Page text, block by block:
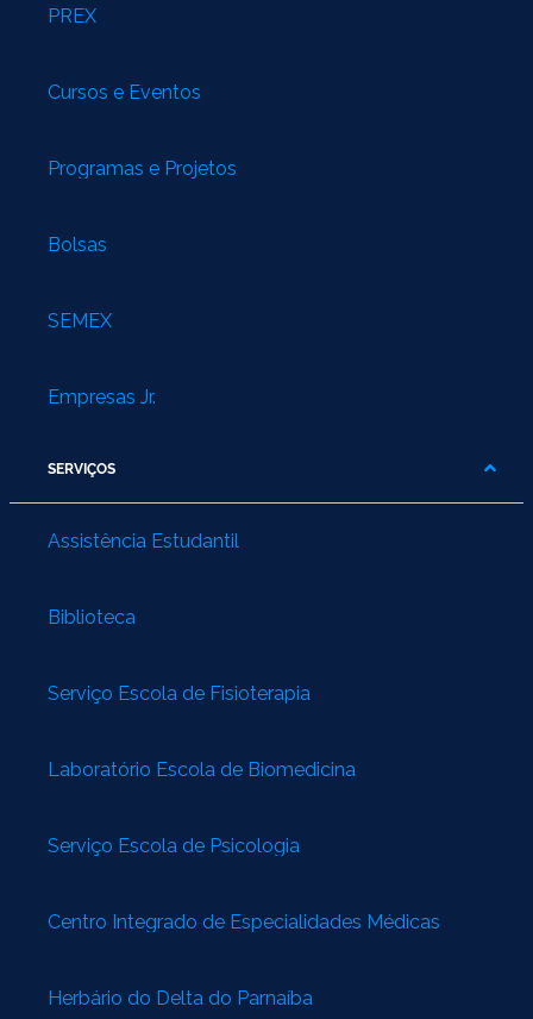
PREX
Cursos e Eventos
Programas e Projetos
Bolsas
SEMEX
Empresas Jr.
SERVIÇOS
Assistência Estudantil
Biblioteca
Serviço Escola de Fisioterapia
Laboratório Escola de Biomedicina
Serviço Escola de Psicologia
Centro Integrado de Especialidades Médicas
Herbário do Delta do Parnaíba